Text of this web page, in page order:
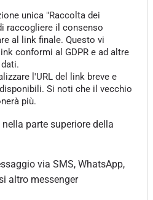
unica "Raccolta dei
raccogliere il consenso
al link finale. Questo vi
conformi al GDPR e ad altre
l'URL del link breve e
Si noti che il vecchio
più.
parte superiore della
via SMS, WhatsApp,
altro messenger